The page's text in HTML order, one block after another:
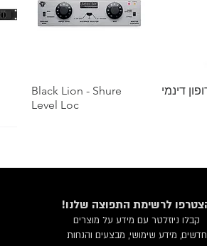
תצוגה מהירה
Black Lion - Shure
Level Loc
לרשימת התפוצה שלנו
קבלו ניוזלטר עם מידע על מוצרים
חדשים, מידע שימושי, מבצעים והנחות